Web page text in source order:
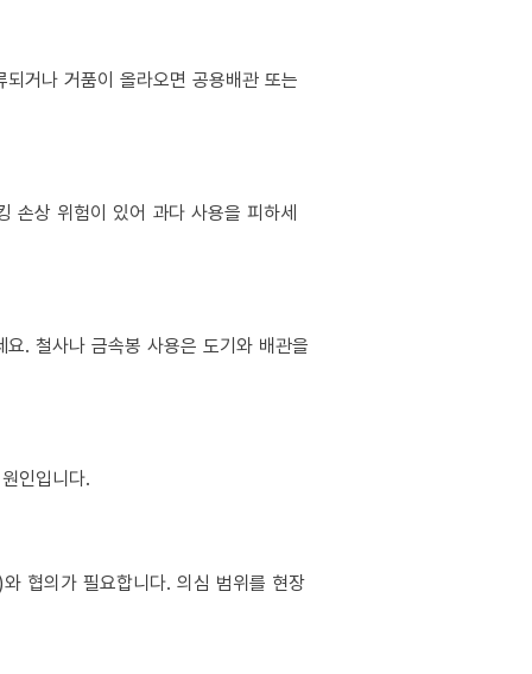
거나 거품이 올라오면 공용배관 또는
손상 위험이 있어 과다 사용을 피하세
. 철사나 금속봉 사용은 도기와 배관을
인입니다.
협의가 필요합니다. 의심 범위를 현장